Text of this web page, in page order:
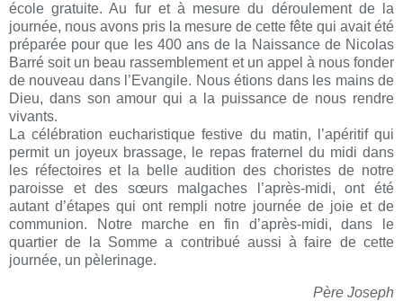
école gratuite. Au fur et à mesure du déroulement de la
journée, nous avons pris la mesure de cette fête qui avait été
préparée pour que les 400 ans de la Naissance de Nicolas
Barré soit un beau rassemblement et un appel à nous fonder
de nouveau dans l’Evangile. Nousétions dans les mains de
Dieu, dans son amour qui a la puissance de nous rendre
vivants.
La célébration eucharistique festive du matin, l’apéritif qui
permit un joyeux brassage, le repas fraternel du midi dans
les réfectoires et la belle audition des choristes de notre
paroisse et des sœurs malgaches l’après-midi, ont été
autantd’étapes qui ont rempli notre journée de joie et de
communion. Notre marche en fin d’après-midi, dans le
quartier de la Somme a contribué aussi à faire de cette
journée, un pèlerinage.
Père Joseph